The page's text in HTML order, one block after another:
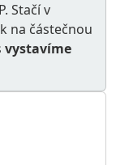
Stačí v
na částečnou
vystavíme